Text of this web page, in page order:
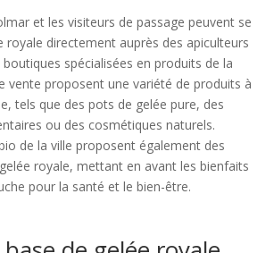
et les visiteurs de passage peuvent se
royale directement auprès des apiculteurs
spécialisées en produits de la
vente proposent une variété de produits à
tels que des pots de gelée pure, des
ou des cosmétiques naturels.
de la ville proposent également des
royale, mettant en avant les bienfaits
pour la santé et le bien-être.